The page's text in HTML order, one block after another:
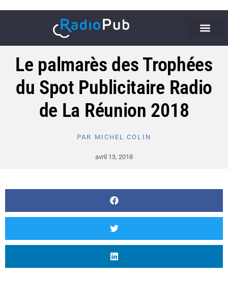
Le palmarès des Trophées
du Spot Publicitaire Radio
de La Réunion 2018
PAR MICHEL COLIN
avril 13, 2018